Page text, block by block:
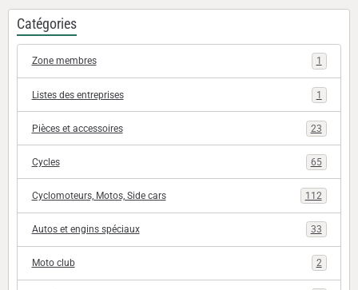
Catégories
Zone membres 1
Listes des entreprises 1
Pièces et accessoires 23
Cycles 65
Cyclomoteurs, Motos, Side cars 112
Autos et engins spéciaux 33
Moto club 2